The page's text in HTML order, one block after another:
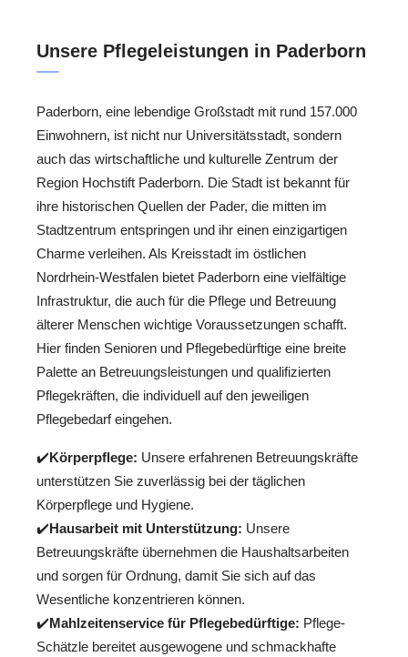
Unsere Pflegeleistungen in Paderborn
Paderborn, eine lebendige Großstadt mit rund 157.000
Einwohnern, ist nicht nur Universitätsstadt, sondern
auch das wirtschaftliche und kulturelle Zentrum der
Region Hochstift Paderborn. Die Stadt ist bekannt für
ihre historischen Quellen der Pader, die mitten im
Stadtzentrum entspringen und ihr einen einzigartigen
Charme verleihen. Als Kreisstadt im östlichen
Nordrhein-Westfalen bietet Paderborn eine vielfältige
Infrastruktur, die auch für die Pflege und Betreuung
älterer Menschen wichtige Voraussetzungen schafft.
Hier finden Senioren und Pflegebedürftige eine breite
Palette an Betreuungsleistungen und qualifizierten
Pflegekräften, die individuell auf den jeweiligen
Pflegebedarf eingehen.
✔️Körperpflege: Unsere erfahrenen Betreuungskräfte
unterstützen Sie zuverlässig bei der täglichen
Körperpflege und Hygiene.
✔️Hausarbeit mit Unterstützung: Unsere
Betreuungskräfte übernehmen die Haushaltsarbeiten
und sorgen für Ordnung, damit Sie sich auf das
Wesentliche konzentrieren können.
✔️Mahlzeitenservice für Pflegebedürftige: Pflege-
Schätzle bereitet ausgewogene und schmackhafte